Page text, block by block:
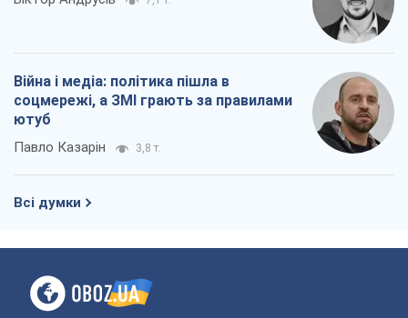
Війна і медіа: політика пішла в
соцмережі, а ЗМІ грають за правилами
ютуб
Павло Казарін 3,8 т.
Всі думки